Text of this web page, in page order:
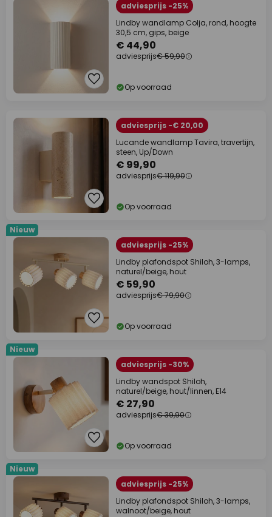
adviesprijs -25%
Lindby wandlamp Colja, rond, hoogte
30,5 cm, gips, beige
€ 44,90
adviesprijs€ 59,90
Op voorraad
adviesprijs -€ 20,00
Lucande wandlamp Tavira, travertijn,
steen, Up/Down
€ 99,90
adviesprijs€ 119,90
Op voorraad
Nieuw
adviesprijs -25%
Lindby plafondspot Shiloh, 3-lamps,
naturel/beige, hout
€ 59,90
adviesprijs€ 79,90
Op voorraad
Nieuw
adviesprijs -30%
Lindby wandspot Shiloh,
naturel/beige, hout/linnen, E14
€ 27,90
adviesprijs€ 39,90
Op voorraad
Nieuw
adviesprijs -25%
Lindby plafondspot Shiloh, 3-lamps,
walnoot/beige, hout